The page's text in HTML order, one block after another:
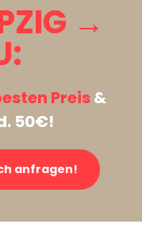
→
Preis&
50€!
anfragen!